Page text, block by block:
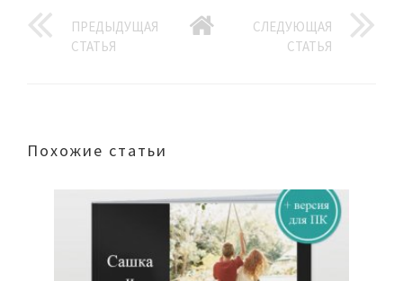
ПРЕДЫДУЩАЯ
СТАТЬЯ
СЛЕДУЮЩАЯ
СТАТЬЯ
Похожие статьи